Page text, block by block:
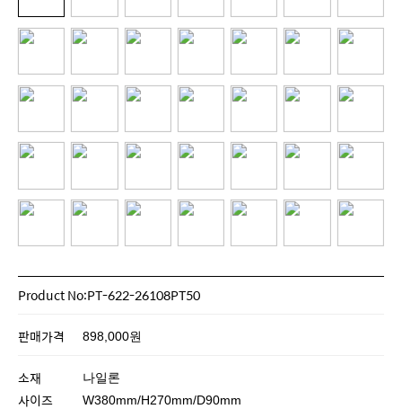
Product No:PT-622-26108PT50
판매가격 898,000원
소재 나일론
사이즈 W380mm/H270mm/D90mm